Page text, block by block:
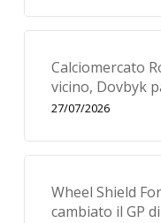
Calciomercato
vicino, Dovbyk
27/07/2026
Wheel Shield
cambiato il GP